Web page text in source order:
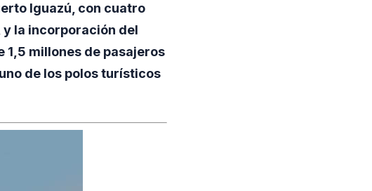
Iguazú, con cuatro
la incorporación del
1,5 millones de pasajeros
de los polos turísticos